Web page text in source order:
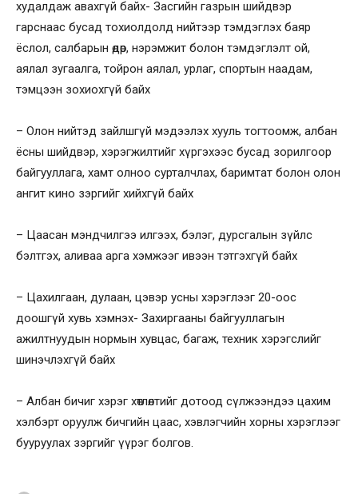
худалдаж авахгүй байх- Засгийн газрын шийдвэр
гарснаас бусад тохиолдолд нийтээр тэмдэглэх баяр
ёслол, салбарын өдөр, нэрэмжит болон тэмдэглэлт ой,
аялал зугаалга, тойрон аялал, урлаг, спортын наадам,
тэмцээн зохиохгүй байх
– Олон нийтэд зайлшгүй мэдээлэх хууль тогтоомж, албан
ёсны шийдвэр, хэрэгжилтийг хүргэхээс бусад зорилгоор
байгууллага, хамт олноо сурталчлах, баримтат болон олон
ангит кино зэргийг хийхгүй байх
– Цаасан мэндчилгээ илгээх, бэлэг, дурсгалын зүйлс
бэлтгэх, аливаа арга хэмжээг ивээн тэтгэхгүй байх
– Цахилгаан, дулаан, цэвэр усны хэрэглээг 20-оос
доошгүй хувь хэмнэх- Захиргааны байгууллагын
ажилтнуудын нормын хувцас, багаж, техник хэрэгслийг
шинэчлэхгүй байх
– Албан бичиг хэрэг хөтлөлтийг дотоод сүлжээндээ цахим
хэлбэрт оруулж бичгийн цаас, хэвлэгчийн хорны хэрэглээг
бууруулах зэргийг үүрэг болгов.